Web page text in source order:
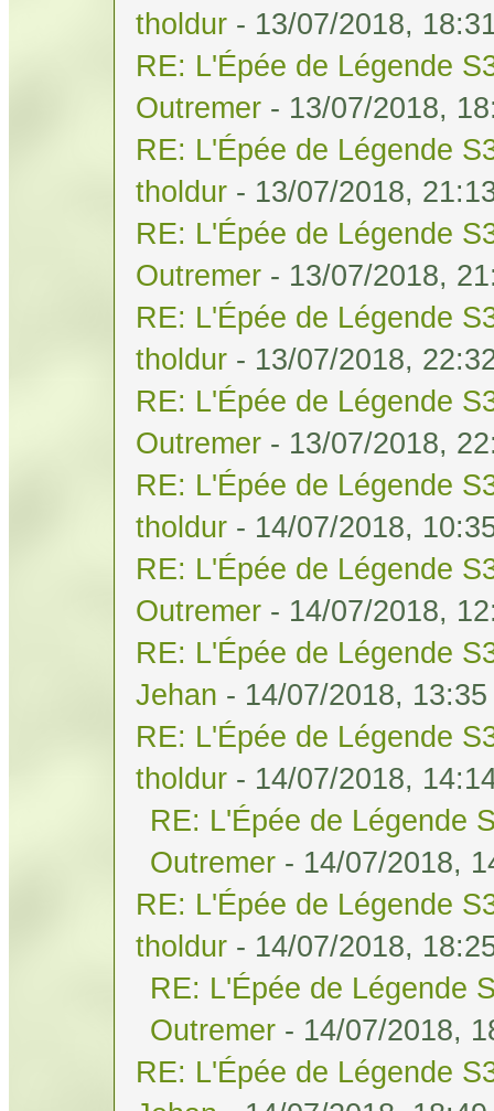
tholdur - 13/07/2018,
RE: L'Épée de Légende
Outremer - 13/07/2018,
RE: L'Épée de Légende
tholdur - 13/07/2018,
RE: L'Épée de Légende
Outremer - 13/07/2018,
RE: L'Épée de Légende
tholdur - 13/07/2018,
RE: L'Épée de Légende
Outremer - 13/07/2018,
RE: L'Épée de Légende
tholdur - 14/07/2018,
RE: L'Épée de Légende
Outremer - 14/07/2018,
RE: L'Épée de Légende
Jehan - 14/07/2018, 13:35
RE: L'Épée de Légende
tholdur - 14/07/2018,
RE: L'Épée de Légende
Outremer - 14/07/2018,
RE: L'Épée de Légende
tholdur - 14/07/2018,
RE: L'Épée de Légende
Outremer - 14/07/2018,
RE: L'Épée de Légende